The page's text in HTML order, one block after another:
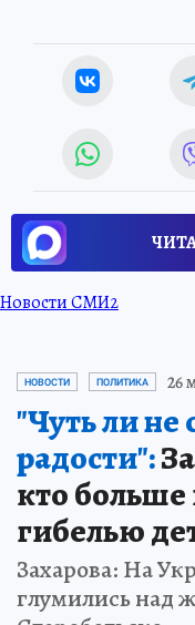
Новости СМИ2
НОВОСТИ ПОЛИТИКА 26
"Чуть ли не
радости":
кто больше
гибелью
Захарова: На
глумились над